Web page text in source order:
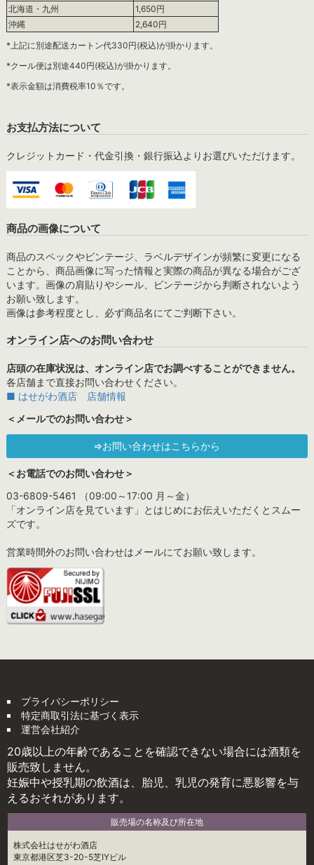
北海道・九州
1,650円
沖縄
2,640円
*上記に別途配送カートン代330円(税込)が掛かります。
*クール便は別途440円(税込)が掛かります。
*表示金額は消費税率10％です。
お支払方法について
クレジットカード・代金引換・銀行振込よりお選びいただけます。
商品の画像について
商品のスペックやビンテージ、ラベルデザインが頻繁に変更になる
ことから、商品画像に写った情報と実際の商品が異なる場合がござ
います。画像の肩貼りやシール、ビンテージから判断されないよう
お願い致します。
画像は参考程度とし、必ず商品名にてご判断下さい。
オンライン店へのお問い合わせ
店頭の在庫状況は、オンライン店でお調べすることができません。
各店舗まで直接お問い合わせください。
■ はせがわ酒店 店舗情報
＜メールでのお問い合わせ＞
⇒お問い合わせはこちらから
＜お電話でのお問い合わせ＞
03-6809-5461 （09:00～17:00 月～金）
「オンライン店を見ています」とはじめにお伝えいただくとスムー
ズです。
営業時間外のお問い合わせはメールにてお願い致します。
プライバシーポリシー
特定商取引法に基づく表示
運営会社紹介
20歳以上の年齢であることを確認できない場合には酒類を
販売致しません。
妊娠中や授乳期の飲酒は、胎児、乳児の発育に悪影響を与
えるおそれがあります。
販売場の名称及び所在地
株式会社はせがわ酒店
東京都港区芝3-20-5芝IYビル